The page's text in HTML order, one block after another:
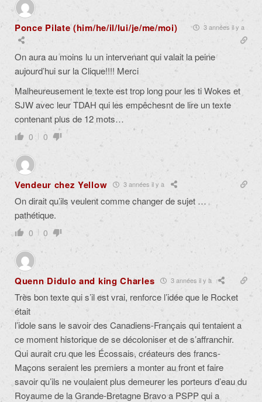
Ponce Pilate (him/he/il/lui/je/me/moi) 3 années il y a
On aura au moins lu un intervenant qui valait la peine
aujourd’hui sur la Clique!!!! Merci
Malheureusement le texte est trop long pour les ti Wokes et
SJW avec leur TDAH qui les empêchesnt de lire un texte
contenant plus de 12 mots…
0 0
Vendeur chez Yellow 3 années il y a
On dirait qu’ils veulent comme changer de sujet …
pathétique.
0 0
Quenn Didulo and king Charles 3 années il y a
Très bon texte qui s’il est vrai, renforce l’idée que le Rocket
était
l’idole sans le savoir des Canadiens-Français qui tentaient a
ce moment historique de se décoloniser et de s’affranchir.
Qui aurait cru que les Écossais, créateurs des francs-
Maçons seraient les premiers a monter au front et faire
savoir qu’ils ne voulaient plus demeurer les porteurs d’eau du
Royaume de la Grande-Bretagne Bravo a PSPP qui a